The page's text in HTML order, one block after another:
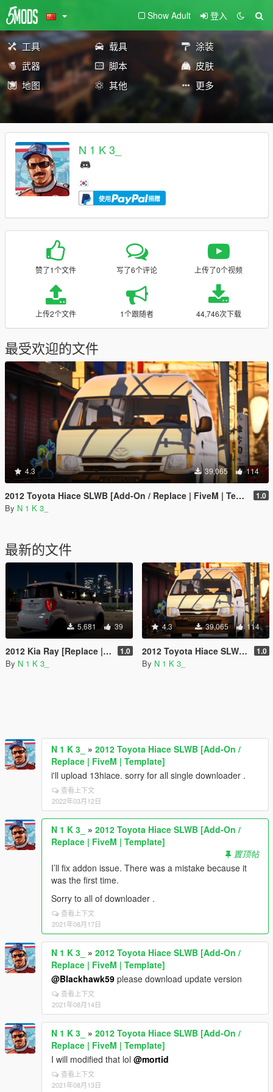
Show Adult 登入
工具 载具
涂装
武器
脚本
皮肤
地图
其他 更多
N 1 K 3_
使用 捐赠
赞了1个文件 写了6个评论 上传了0个视频
上传2个文件 1个跟随者 44,746次下载
最受欢迎的文件
4.3 39,065 114
2012 Toyota Hiace SLWB [Add-On / Replace | FiveM | Template] 1.0
By N 1 K 3_
最新的文件
5,681 39
2012 Kia Ray [Replace | SP & FiveM] 1.0
By N 1 K 3_
4.3 39,065 114
2012 Toyota Hiace SLWB [Add-On / Replace | FiveM | Template] 1.0
By N 1 K 3_
N 1 K 3_ » 2012 Toyota Hiace SLWB [Add-On /
Replace | FiveM | Template]
i'll upload 13hiace. sorry for all single downloader .
查看上下文
2022年03月12日
N 1 K 3_ » 2012 Toyota Hiace SLWB [Add-On /
Replace | FiveM | Template]
置顶帖
I’ll fix addon issue. There was a mistake because it
was the first time.
Sorry to all of downloader .
查看上下文
2021年08月17日
N 1 K 3_ » 2012 Toyota Hiace SLWB [Add-On /
Replace | FiveM | Template]
@Blackhawk59 please download update version
查看上下文
2021年08月14日
N 1 K 3_ » 2012 Toyota Hiace SLWB [Add-On /
Replace | FiveM | Template]
I will modified that lol @mortid
查看上下文
2021年08月13日